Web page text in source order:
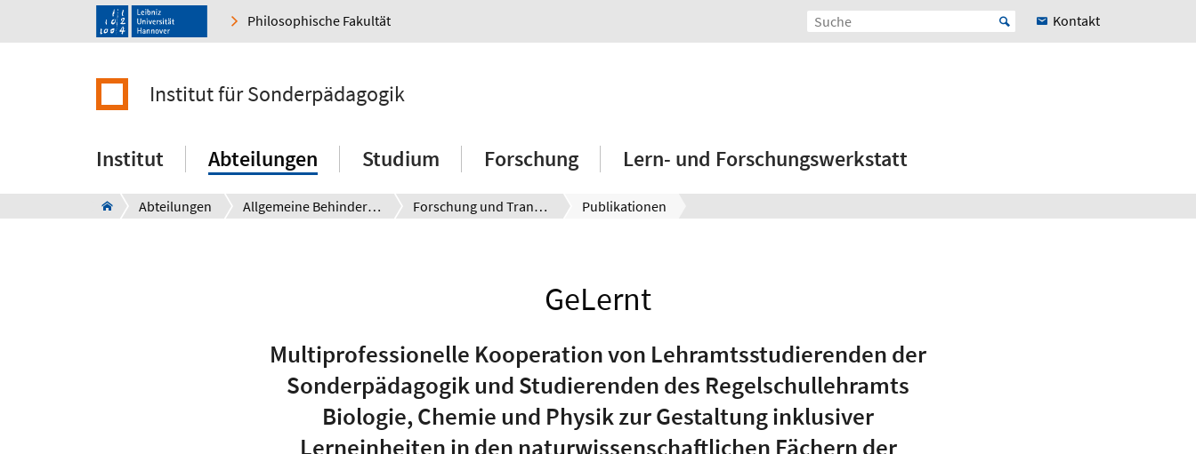
Philosophische Fakultät Kontakt
Institut für Sonderpädagogik
Institut Abteilungen Studium Forschung Lern- und Forschungswerkstatt
Abteilungen Allgemeine Behindertenpädagogik und -soziologie Forschung und Transfer Publikationen
GeLernt
Multiprofessionelle Kooperation von Lehramtsstudierenden der
Sonderpädagogik und Studierenden des Regelschullehramts
Biologie, Chemie und Physik zur Gestaltung inklusiver
Lerneinheiten in den naturwissenschaftlichen Fächern der